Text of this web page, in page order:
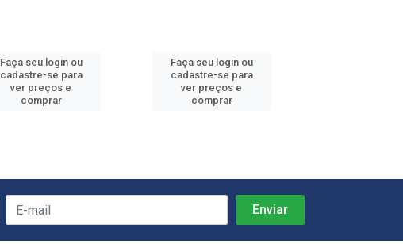
Faça seu login ou
cadastre-se para
ver preços e
comprar
Faça seu login ou
cadastre-se para
ver preços e
comprar